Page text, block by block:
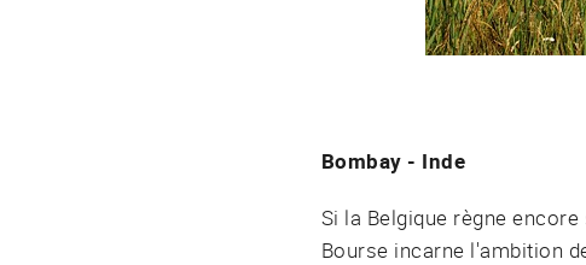
Bombay - Inde
Si la Belgique règne
Bourse incarne l'ambition